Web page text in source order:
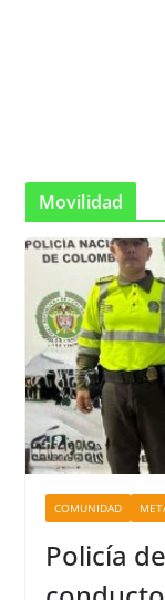
Movilidad
COMUNIDAD
Policía